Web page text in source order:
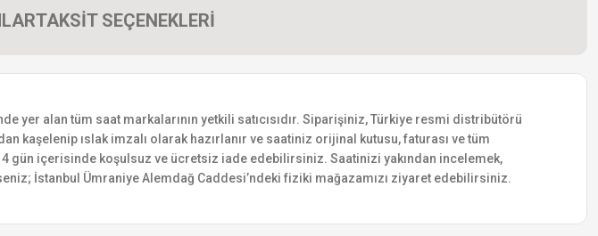
TAKSİT SEÇENEKLERİ
yer alan tüm saat markalarının yetkili satıcısıdır. Siparişiniz, Türkiye resmi distribütörü
kaşelenip ıslak imzalı olarak hazırlanır ve saatiniz orijinal kutusu, faturası ve tüm
gün içerisinde koşulsuz ve ücretsiz iade edebilirsiniz. Saatinizi yakından incelemek,
İstanbul Ümraniye Alemdağ Caddesi’ndeki fiziki mağazamızı ziyaret edebilirsiniz.